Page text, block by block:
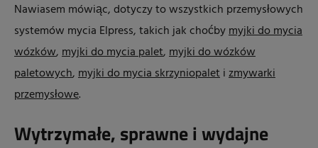
Nawiasem mówiąc, dotyczy to wszystkich przemysłowych
systemów mycia Elpress, takich jak choćbymyjki do mycia
wózków,myjki do mycia palet,myjki do wózków
paletowych,myjki do mycia skrzyniopaletizmywarki
przemysłowe.
Wytrzymałe, sprawne i wydajne